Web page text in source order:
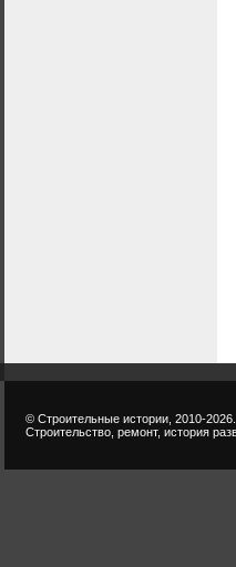
© Строительные истории, 2010-2026.
Строительство, ремонт, история